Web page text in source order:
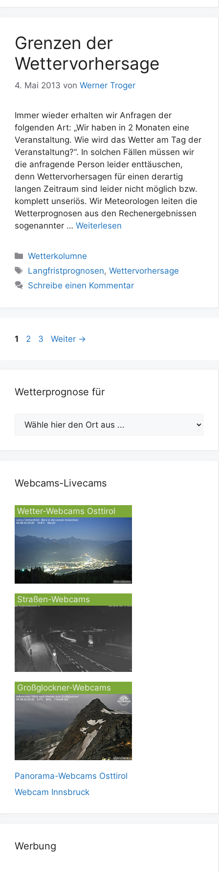
Grenzen der
Wettervorhersage
4. Mai 2013 von Werner Troger
Immer wieder erhalten wir Anfragen der
folgenden Art: „Wir haben in 2 Monaten eine
Veranstaltung. Wie wird das Wetter am Tag der
Veranstaltung?“. In solchen Fällen müssen wir
die anfragende Person leider enttäuschen,
denn Wettervorhersagen für einen derartig
langen Zeitraum sind leider nicht möglich bzw.
komplett unseriös. Wir Meteorologen leiten die
Wetterprognosen aus den Rechenergebnissen
sogenannter … Weiterlesen
Kategorien
Wetterkolumne
Schlagwörter
Langfristprognosen,Wettervorhersage
Schreibe einen Kommentar
Seite
1 Seite
2 Seite
3 Weiter →
Wetterprognose für
Webcams-Livecams
Wetter-Webcams Osttirol
Straßen-Webcams
Großglockner-Webcams
Panorama-Webcams Osttirol
Webcam Innsbruck
Werbung